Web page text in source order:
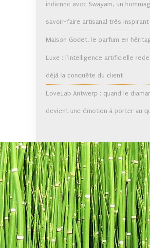
indienne avec Swayam, un
savoir-faire artisanal très inspirant
Maison Godet, le parfum en
Luxe : l’intelligence artificielle
déjà la conquête du client
LoveLab Antwerp : quand le
devient une émotion à porter au